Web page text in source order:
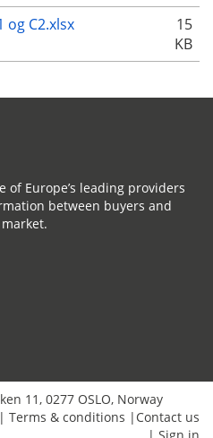
og C2.xlsx
15
KB
of Europe’s leading providers
between buyers and
11, 0277 OSLO, Norway
| Terms & conditions | Contact us